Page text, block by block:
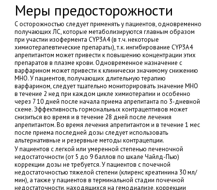
Меры предосторожности
C осторожностью следует применять у пациентов, одновременно
получающих ЛС, которые метаболизируются главным образом
при участии изофермента CYP3A4 (в т.ч. некоторые
химиотерапевтические препараты), т.к. ингибирование CYP3A4
апрепитантом может привести к повышению концентрации этих
препаратов в плазме крови. Одновременное назначение с
варфарином может привести к клинически значимому снижению
МНО. У пациентов, получающих длительную терапию
варфарином, следует тщательно мониторировать значение МНО
в течение 2 нед при каждом цикле химиотерапии и особенно
через 7 10 дней после начала приема апрепитанта по 3-дневной
схеме. Эффективность гормональных контрацептивов может
снизиться во время и в течение 28 дней после лечения
апрепитантом. Во время лечения апрепитантом и в течение 1 мес
после приема последней дозы следует использовать
альтернативные и резервные методы контрацепции.
У пациентов с легкой или умеренной степенью печеночной
недостаточности (от 5 до 9 баллов по шкале Чайлд-Пью)
коррекции дозы не требуется. У пациентов с почечной
недостаточностью тяжелой степени (клиренс креатинина 30 мл/
мин), а также у пациентов в терминальной стадии почечной
недостаточности, находящихся на гемодиализе, коррекции